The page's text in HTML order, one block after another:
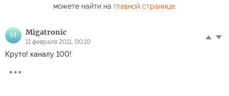
можете найти на главной странице.
M Migatronic
11 февраля 2011, 00:10
Круто! каналу 100!